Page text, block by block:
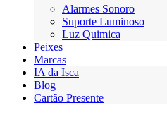
Alarmes Sonoro
Suporte Luminoso
Luz Quimica
Peixes
Marcas
IA da Isca
Blog
Cartão Presente